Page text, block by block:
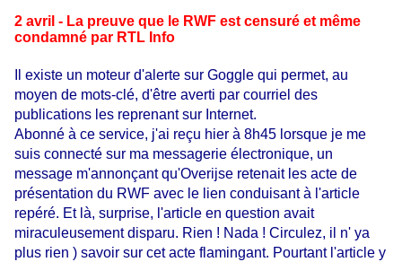
2 avril - La preuve que le RWF est censuré et même
condamné par RTL Info
Il existe un moteur d'alerte sur Goggle qui permet, au
moyen de mots-clé, d'être averti par courriel des
publications les reprenant sur Internet.
Abonné à ce service, j'ai reçu hier à 8h45 lorsque je me
suis connecté sur ma messagerie électronique, un
message m'annonçant qu'Overijse retenait les acte de
présentation du RWF avec le lien conduisant à l'article
repéré. Et là, surprise, l'article en question avait
miraculeusement disparu. Rien ! Nada ! Circulez, il n' ya
plus rien ) savoir sur cet acte flamingant. Pourtant l'article y